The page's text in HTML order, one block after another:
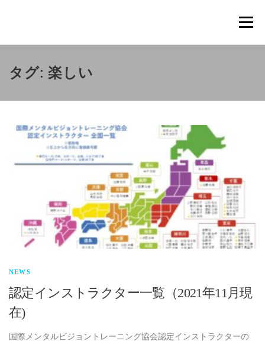
ン
キ
メニュ
概要 METHOD
新着情報 ショップ
タグ: 楽しい
NEWS
認定インストラクター一覧（2021年11月現
在)
国際メンタルビジョントレーニング協会認定インストラクターの